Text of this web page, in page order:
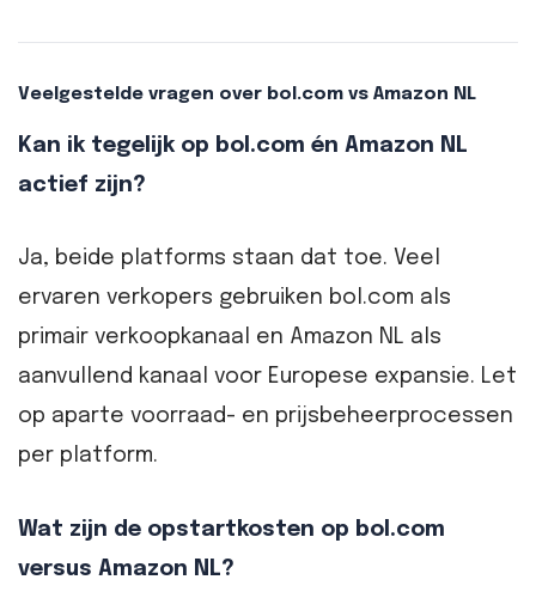
Veelgestelde vragen over bol.com vs Amazon NL
Kan ik tegelijk op bol.com én Amazon NL
actief zijn?
Ja, beide platforms staan dat toe. Veel
ervaren verkopers gebruiken bol.com als
primair verkoopkanaal en Amazon NL als
aanvullend kanaal voor Europese expansie. Let
op aparte voorraad- en prijsbeheerprocessen
per platform.
Wat zijn de opstartkosten op bol.com
versus Amazon NL?